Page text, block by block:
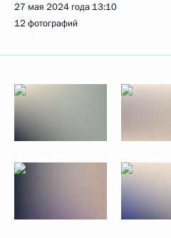
27 мая 2024 года 13:10
12 фотографий